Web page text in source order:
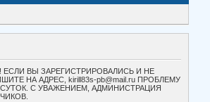
ЕСЛИ ВЫ ЗАРЕГИСТРИРОВАЛИСЬ И НЕ
НА АДРЕС, kirill83s-pb@mail.ru ПРОБЛЕМУ
С УВАЖЕНИЕМ, АДМИНИСТРАЦИЯ